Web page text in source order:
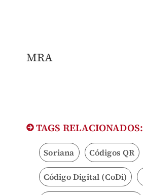
MRA
TAGS RELACIONADOS:
Soriana Códigos QR
Código Digital (CoDi)